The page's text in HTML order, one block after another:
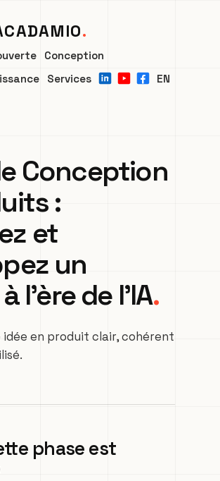
Conception
Services EN
Conception
:
et
un
l’ère de l’IA
idée en produit clair, cohérent
phase est